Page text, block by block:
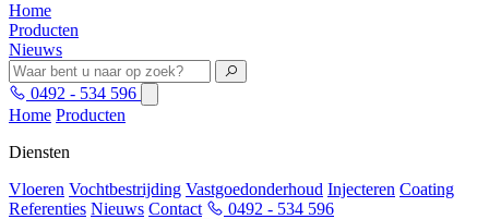
Home
Producten
Nieuws
0492 - 534 596
Home Producten
Diensten
Vloeren Vochtbestrijding Vastgoedonderhoud Injecteren Coating
Referenties Nieuws Contact 0492 - 534 596